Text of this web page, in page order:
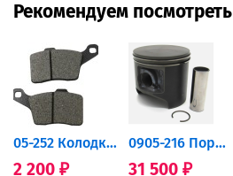
Рекомендуем посмотреть
05-252 Колодки тормозные...
2 200 ₽
0905-216 Поршень Arctic Cat...
31 500 ₽